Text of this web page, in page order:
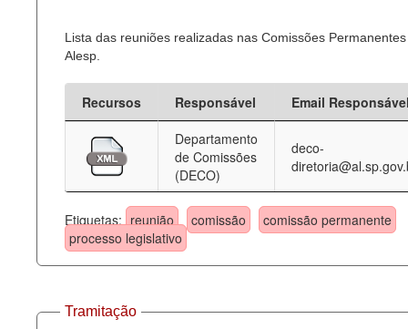
Lista das reuniões realizadas nas Comissões
Alesp.
Recursos Responsável
Email
Departamento
de Comissões
(DECO)
deco-
Etiquetas: reunião comissão
comissão permanente
processo legislativo
Tramitação